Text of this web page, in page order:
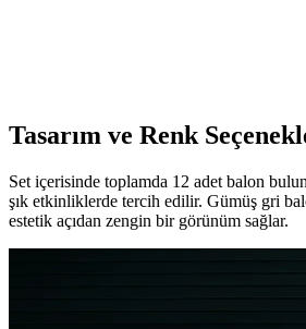
Tasarım ve Renk
Set içerisinde toplamda 12 adet balon
şık etkinliklerde tercih edilir. Gümüş gri
estetik açıdan zengin bir görünüm sağlar.